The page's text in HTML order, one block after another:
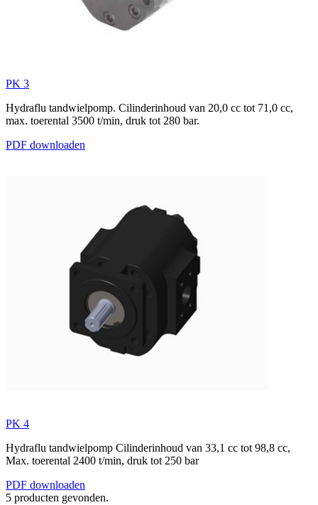
PK 3
Hydraflu tandwielpomp. Cilinderinhoud van 20,0 cc tot 71,0 cc,
max. toerental 3500 t/min, druk tot 280 bar.
PDF downloaden
PK 4
Hydraflu tandwielpomp Cilinderinhoud van 33,1 cc tot 98,8 cc,
Max. toerental 2400 t/min, druk tot 250 bar
PDF downloaden
5 producten gevonden.